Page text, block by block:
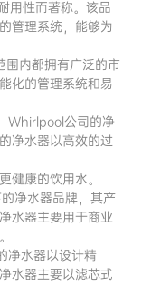
用性而著称。该品
管理系统，能够为
围内都拥有广泛的市
化的管理系统和易
Whirlpool公司的净
净水器以高效的过
健康的饮用水。
净水器品牌，其产
水器主要用于商业
净水器以设计精
水器主要以滤芯式